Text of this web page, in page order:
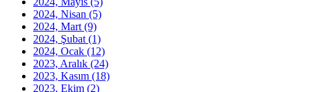
2024, Nisan (5)
2024, Mart (9)
2024, Şubat (1)
2024, Ocak (12)
2023, Aralık (24)
2023, Kasım (18)
2023, Ekim (2)